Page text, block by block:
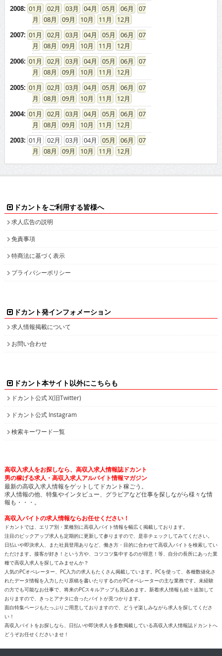
2008: 01 02 03 04 05 06
07
08
09 10 11
12
2007: 01 02 03 04 05 06
07
08
09 10 11
12
2006: 01 02 03 04 05 06
07
08
09 10 11
12
2005: 01 02 03 04 05 06
07
08
09 10 11
12
2004: 01 02 03 04 05 06
07
08
09 10 11
12
2003: 01 02 03 04 05 06
07
08
09 10 11 12
ドカントをご利用する皆様へ
求人広告の説明
免責事項
特商法に基づく表示
プライバシーポリシー
ドカント発インフォメーション
求人情報掲載について
お問い合わせ
ドカント本サイト以外にこちらも
ドカント公式 X(旧Twitter)
ドカント公式 Instagram
検索キーワード一覧
高収入求人をお探しなら、高収入求人情報誌ドカント
男の稼げる求人・高収入求人アルバイト情報マガジン
最新の高収入求人情報をゲットしてドカント稼ごう。
求人情報の他、特集やインタビュー、グラビアなど仕事を探しながら様々な情
報も・・・。
高収入バイトの求人情報ならお任せください！
ドカントでは、エリア別・業種別に高収入バイト情報を幅広く掲載しております。
注目のピックアップ求人も定期的に更新して参りますので、是非チェックしてみてください。
日払いや即決求人、また社員登用ありなど、働き方・目的に合わせて高収入バイトを検索してい
ただけます。接客が好き！という方や、コツコツ集中するのが得意！等、自分の長所にあった業
種で高収入求人を探してみませんか？
人気のPCオペレーター、PC入力の求人もたくさん掲載しています。PCを使って、各種数値化さ
れたデータ情報を入力したり原稿を書いたりするのがPCオペレーターの主な業務です。未経験
の方でも可能なお仕事で、将来のPCスキルアップも見込めます。新着求人情報も続々追加して
おりますので、きっとアナタに合ったバイトが見つかります。
面白特集ページもたっぷりご用意しておりますので、どうぞ楽しみながら求人を探してくださ
い！
高収入バイトをお探しなら、日払いや即決求人を多数掲載している高収入求人情報誌ドカントへ
どうぞお任せくださいませ！